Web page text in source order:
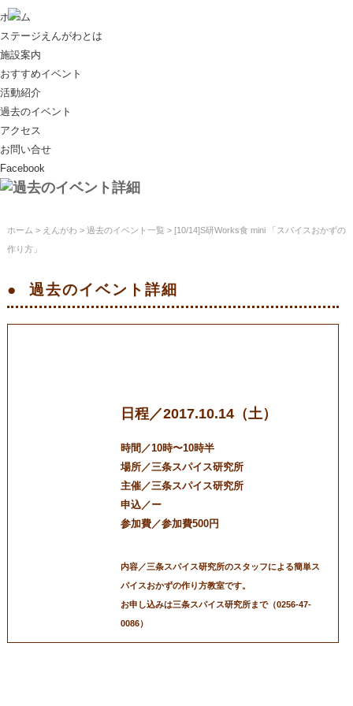
ホーム
ステージえんがわとは
施設案内
おすすめイベント
活動紹介
過去のイベント
アクセス
お問い合せ
Facebook
ホーム > えんがわ> 過去のイベント一覧 > [10/14]S研Works食 mini 「スパイスおかずの
作り方」
過去のイベント 詳細
日程／2017.10.14（土）
時間／10時〜10時半
場所／三条スパイス研究所
主催／三条スパイス研究所
申込／ー
参加費／参加費500円
内容／三条スパイス研究所のスタッフによる簡単ス
パイスおかずの作り方教室です。
お申し込みは三条スパイス研究所まで（0256-47-
0086）